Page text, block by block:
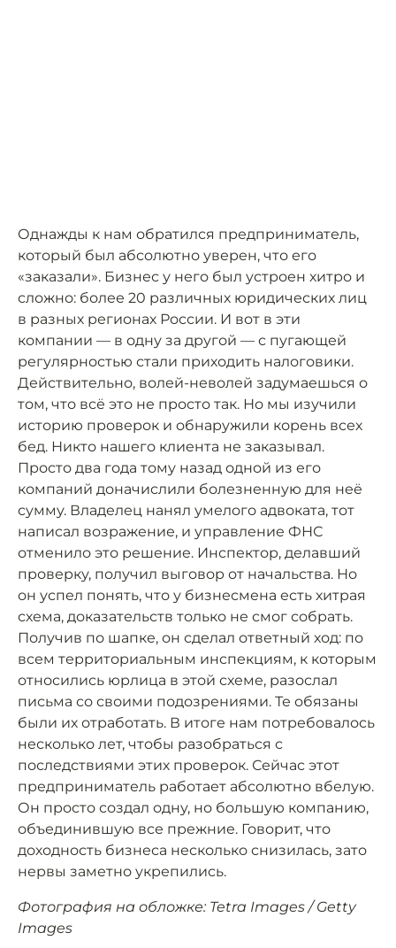
Однажды к нам обратился предприниматель,
который был абсолютно уверен, что его
«заказали». Бизнес у него был устроен хитро и
сложно: более 20 различных юридических лиц
в разных регионах России. И вот в эти
компании — в одну за другой — с пугающей
регулярностью стали приходить налоговики.
Действительно, волей-неволей задумаешься о
том, что всё это не просто так. Но мы изучили
историю проверок и обнаружили корень всех
бед. Никто нашего клиента не заказывал.
Просто два года тому назад одной из его
компаний доначислили болезненную для неё
сумму. Владелец нанял умелого адвоката, тот
написал возражение, и управление ФНС
отменило это решение. Инспектор, делавший
проверку, получил выговор от начальства. Но
он успел понять, что у бизнесмена есть хитрая
схема, доказательств только не смог собрать.
Получив по шапке, он сделал ответный ход: по
всем территориальным инспекциям, к которым
относились юрлица в этой схеме, разослал
письма со своими подозрениями. Те обязаны
были их отработать. В итоге нам потребовалось
несколько лет, чтобы разобраться с
последствиями этих проверок. Сейчас этот
предприниматель работает абсолютно вбелую.
Он просто создал одну, но большую компанию,
объединившую все прежние. Говорит, что
доходность бизнеса несколько снизилась, зато
нервы заметно укрепились.
Фотография на обложке: Tetra Images / Getty
Images